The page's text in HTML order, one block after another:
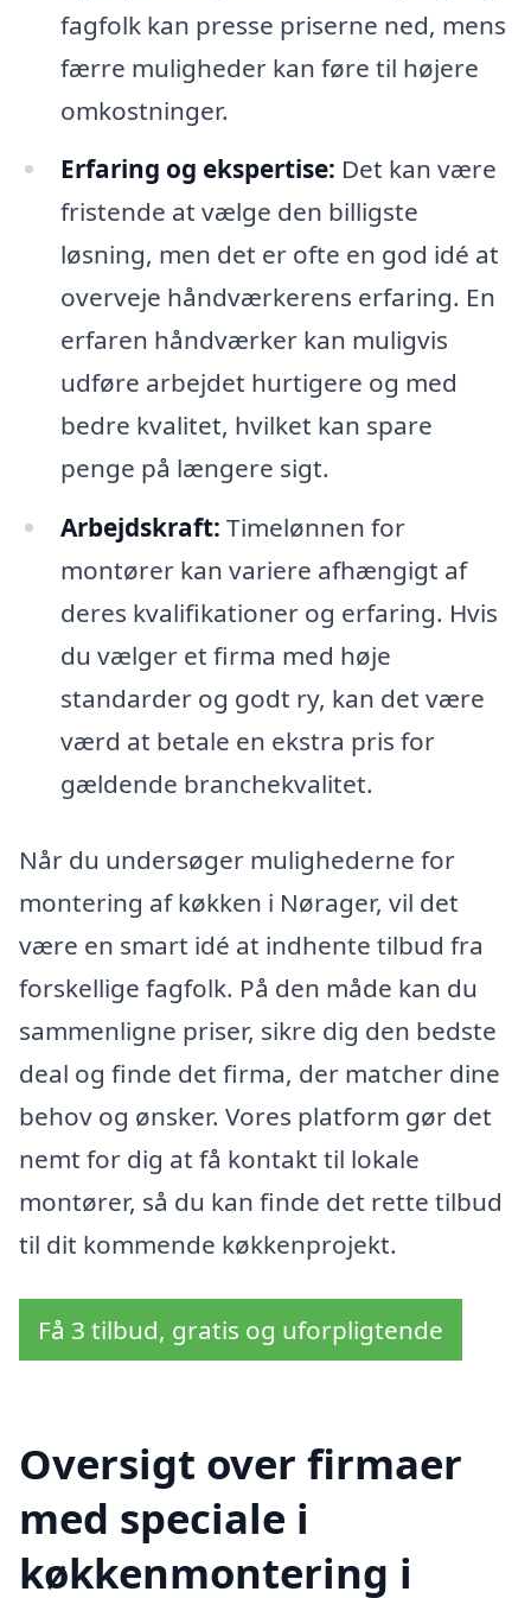
fagfolk kan presse priserne ned, mens
færre muligheder kan føre til højere
omkostninger.
Erfaring og ekspertise: Det kan være
fristende at vælge den billigste
løsning, men det er ofte en god idé at
overveje håndværkerens erfaring. En
erfaren håndværker kan muligvis
udføre arbejdet hurtigere og med
bedre kvalitet, hvilket kan spare
penge på længere sigt.
Arbejdskraft: Timelønnen for
montører kan variere afhængigt af
deres kvalifikationer og erfaring. Hvis
du vælger et firma med høje
standarder og godt ry, kan det være
værd at betale en ekstra pris for
gældende branchekvalitet.
Når du undersøger mulighederne for
montering af køkken i Nørager, vil det
være en smart idé at indhente tilbud fra
forskellige fagfolk. På den måde kan du
sammenligne priser, sikre dig den bedste
deal og finde det firma, der matcher dine
behov og ønsker. Vores platform gør det
nemt for dig at få kontakt til lokale
montører, så du kan finde det rette tilbud
til dit kommende køkkenprojekt.
Få 3 tilbud, gratis og uforpligtende
Oversigt over firmaer
med speciale i
køkkenmontering i